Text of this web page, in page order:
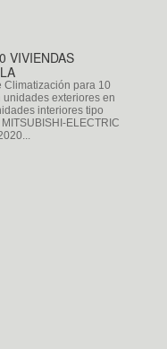
VIVIENDAS
Climatización para 10
unidades exteriores en
interiores tipo
ELECTRIC